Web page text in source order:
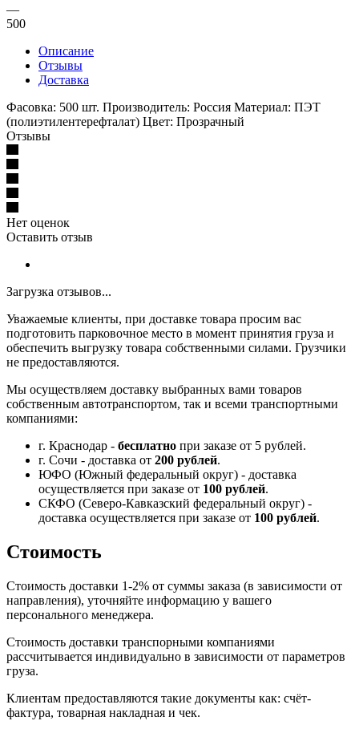
—
500
Описание
Отзывы
Доставка
Фасовка: 500 шт. Производитель: Россия Материал: ПЭТ
(полиэтилентерефталат) Цвет: Прозрачный
Отзывы
Нет оценок
Оставить отзыв
Загрузка отзывов...
Уважаемые клиенты, при доставке товара просим вас
подготовить парковочное место в момент принятия груза и
обеспечить выгрузку товара собственными силами. Грузчики
не предоставляются.
Мы осуществляем доставку выбранных вами товаров
собственным автотранспортом, так и всеми транспортными
компаниями:
г. Краснодар - бесплатно при заказе от 5 рублей.
г. Сочи - доставка от 200 рублей.
ЮФО (Южный федеральный округ) - доставка
осуществляется при заказе от 100 рублей.
СКФО (Северо-Кавказский федеральный округ) -
доставка осуществляется при заказе от 100 рублей.
Стоимость
Стоимость доставки 1-2% от суммы заказа (в зависимости от
направления), уточняйте информацию у вашего
персонального менеджера.
Стоимость доставки транспорными компаниями
рассчитывается индивидуально в зависимости от параметров
груза.
Клиентам предоставляются такие документы как: счёт-
фактура, товарная накладная и чек.